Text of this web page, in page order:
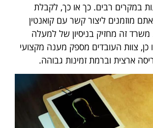
במקרים רבים. כך או כך, לקבלת
מוזמנים ליצור קשר עם קואנטין
משרד זה מחזיק בניסיון של למעלה
כמו כן, צוות העובדים מספק מענה מקצועי
ארצית וברמת זמינות גבוהה.